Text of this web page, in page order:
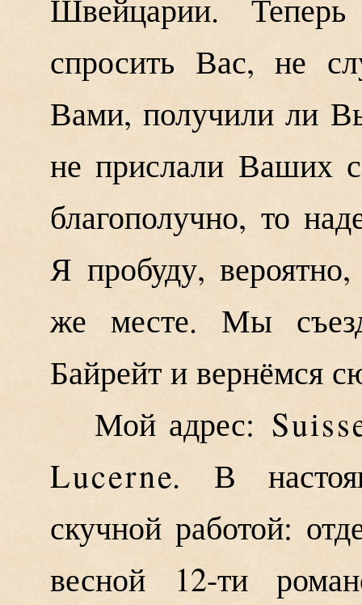
Швейцарии.
спросить Вас, не
Вами, получили ли
не прислали Ваших
благополучно, то
Я пробуду,
же месте. Мы
Байрейт и вернёмся
Мой адрес:
Lucerne. В
скучной работой:
весной 12-ти